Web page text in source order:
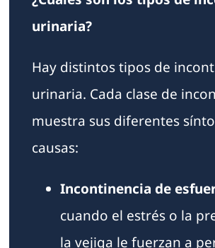
urinaria?
Hay distintos tipos de
urinaria. Cada clase de
muestra sus diferentes
causas:
Incontinencia de
cuando el estrés o la
la vejiga le fuerzan a